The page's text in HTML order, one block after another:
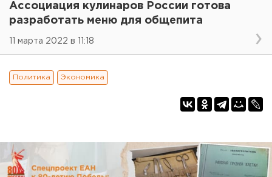
Ассоциация кулинаров России готова
разработать меню для общепита
11 марта 2022 в 11:18
Политика Экономика